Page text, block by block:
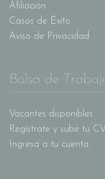
Afiliación
Casos de Éxito
Aviso de Privacidad
Bolsa de
Vacantes disponibles
Regístrate y sube tu CV
Ingresa a tu cuenta